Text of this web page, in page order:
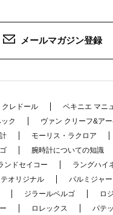
メールマガジン登録
クレドール
ペキニエ マニ
ク
ヴァン クリーフ&ア
モーリス・ラクロア
腕時計についての知識
ンドセイコー
ラングハイ
オリジナル
パルミジャ
ジラールペルゴ
ロ
ロレックス
パテ